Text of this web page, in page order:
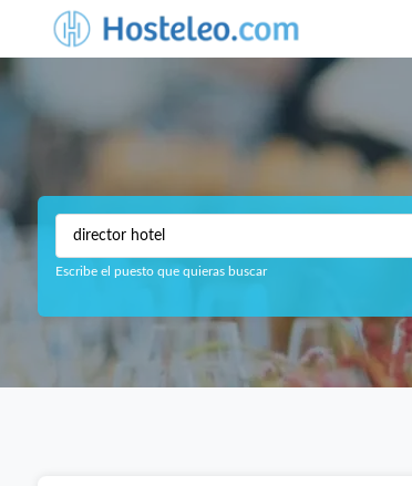
Escribe el puesto que quieras buscar